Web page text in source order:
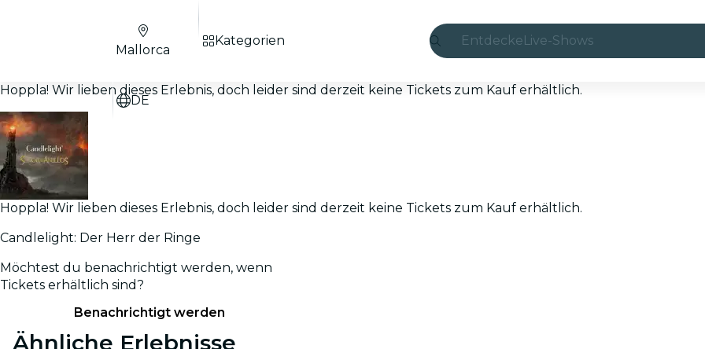
EntdeckeLive-Shows
São Paulo
Mallorca
DE
Kategorien
Hoppla! Wir lieben dieses Erlebnis, doch leider sind derzeit keine Tickets zum Kauf erhältlich.
Hoppla! Wir lieben dieses Erlebnis, doch leider sind derzeit keine Tickets zum Kauf erhältlich.
Candlelight: Der Herr der Ringe
Möchtest du benachrichtigt werden, wenn
Tickets erhältlich sind?
Benachrichtigt werden
Ähnliche Erlebnisse